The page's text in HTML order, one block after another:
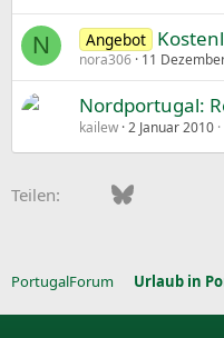
N Angebot
nora306 11
Nordportugal:
kailew 2 Januar 2010
Teilen: FacebookBluesky
PortugalForum Urlaub in